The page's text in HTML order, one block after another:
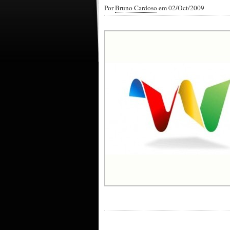
PorBruno Cardosoem 02/Oct/2009